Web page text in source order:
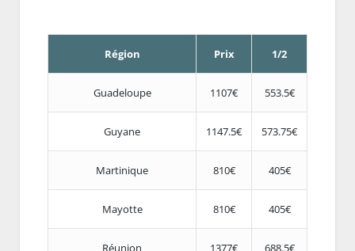
Région Prix 1/2
Guadeloupe 1107€ 553.5€
Guyane 1147.5€ 573.75€
Martinique 810€ 405€
Mayotte 810€ 405€
Réunion 1377€ 688.5€